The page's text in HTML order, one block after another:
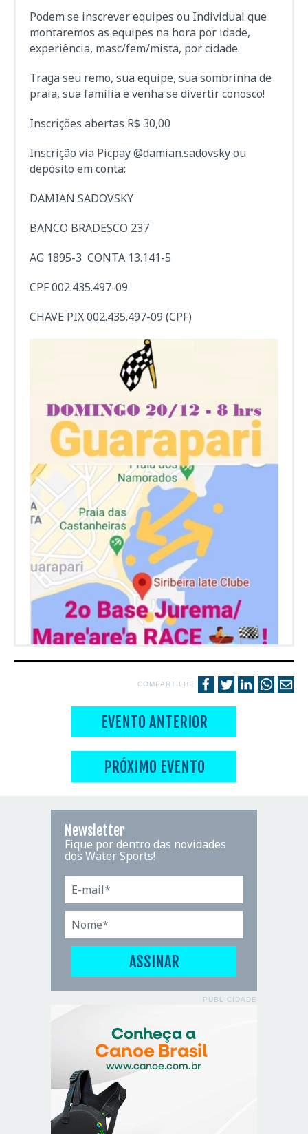
Podem se inscrever equipes ou Individual que
montaremos as equipes na hora por idade,
experiência, masc/fem/mista, por cidade.
Traga seu remo, sua equipe, sua sombrinha de
praia, sua família e venha se divertir conosco!
Inscrições abertas R$ 30,00
Inscrição via Picpay @damian.sadovsky ou
depósito em conta:
DAMIAN SADOVSKY
BANCO BRADESCO 237
AG 1895-3 CONTA 13.141-5
CPF 002.435.497-09
CHAVE PIX 002.435.497-09 (CPF)
COMPARTILHE
EVENTO ANTERIOR
PRÓXIMO EVENTO
Newsletter
Fique por dentro das novidades
dos Water Sports!
PUBLICIDADE